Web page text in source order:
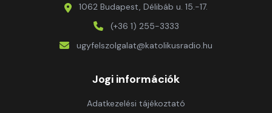
1062 Budapest, Délibáb u. 15.-17.
(+36 1) 255-3333
ugyfelszolgalat@katolikusradio.hu
Jogi információk
Adatkezelési tájékoztató